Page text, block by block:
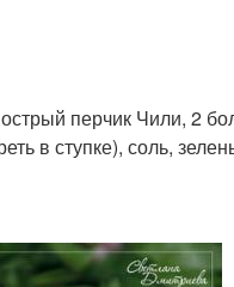
перчик Чили, 2
в ступке), соль,